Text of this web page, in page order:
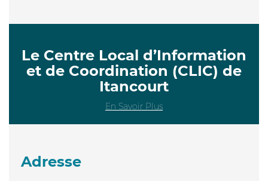
Le Centre Local d’Information
et de Coordination (CLIC) de
Itancourt
En Savoir Plus
Adresse